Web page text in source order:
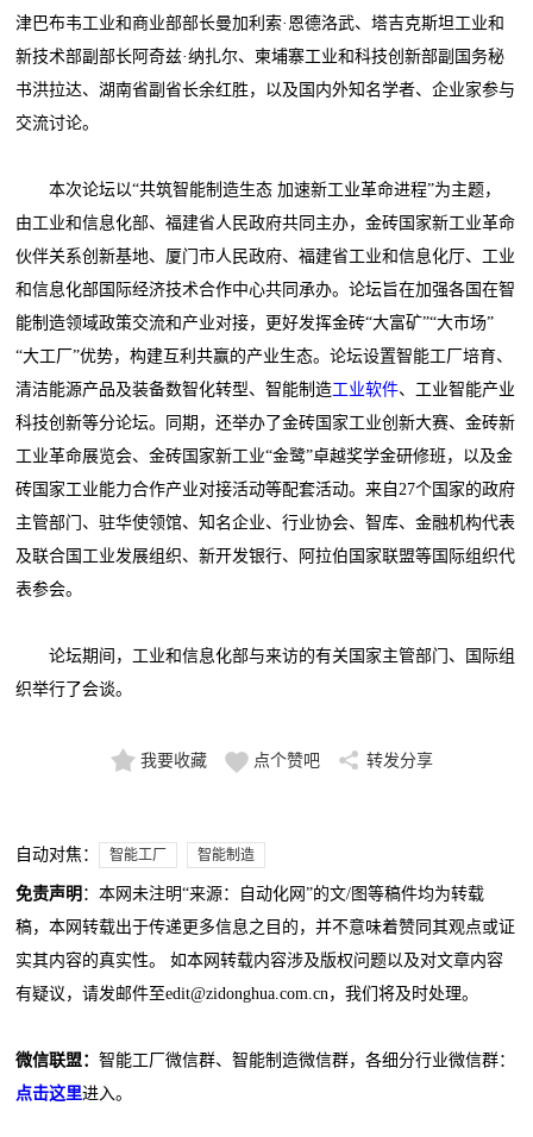
津巴布韦工业和商业部部长曼加利索·恩德洛武、塔吉克斯坦工业和
新技术部副部长阿奇兹·纳扎尔、柬埔寨工业和科技创新部副国务秘
书洪拉达、湖南省副省长余红胜，以及国内外知名学者、企业家参与
交流讨论。
本次论坛以“共筑智能制造生态 加速新工业革命进程”为主题，
由工业和信息化部、福建省人民政府共同主办，金砖国家新工业革命
伙伴关系创新基地、厦门市人民政府、福建省工业和信息化厅、工业
和信息化部国际经济技术合作中心共同承办。论坛旨在加强各国在智
能制造领域政策交流和产业对接，更好发挥金砖“大富矿”“大市场”
“大工厂”优势，构建互利共赢的产业生态。论坛设置智能工厂培育、
清洁能源产品及装备数智化转型、智能制造工业软件、工业智能产业
科技创新等分论坛。同期，还举办了金砖国家工业创新大赛、金砖新
工业革命展览会、金砖国家新工业“金鹭”卓越奖学金研修班，以及金
砖国家工业能力合作产业对接活动等配套活动。来自27个国家的政府
主管部门、驻华使领馆、知名企业、行业协会、智库、金融机构代表
及联合国工业发展组织、新开发银行、阿拉伯国家联盟等国际组织代
表参会。
论坛期间，工业和信息化部与来访的有关国家主管部门、国际组
织举行了会谈。
我要收藏 点个赞吧 转发分享
自动对焦： 智能工厂 智能制造
免责声明 ：本网未注明“来源：自动化网”的文/图等稿件均为转载
稿，本网转载出于传递更多信息之目的，并不意味着赞同其观点或证
实其内容的真实性。 如本网转载内容涉及版权问题以及对文章内容
有疑议，请发邮件至edit@zidonghua.com.cn，我们将及时处理。
微信联盟：智能工厂微信群、智能制造微信群，各细分行业微信群：
点击这里进入。